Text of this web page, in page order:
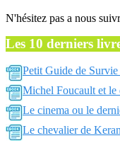
N'hésitez pas a nous
Les 10 derniers
Petit Guide de
Michel Foucault et le
Le cinema ou le
Le chevalier de